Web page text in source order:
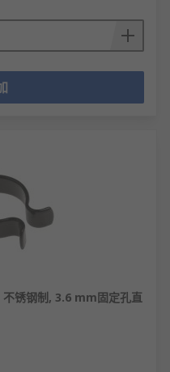
锈钢制, 3.6 mm固定孔直